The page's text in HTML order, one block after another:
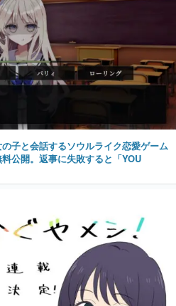
子と会話するソウルライク恋愛ゲーム
公開。返事に失敗すると「YOU